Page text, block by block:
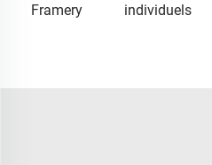
Framery
individuels